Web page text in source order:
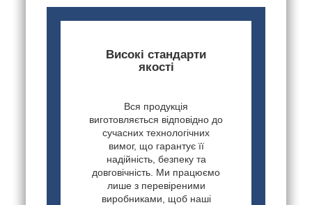
Високі стандарти
якості
Вся продукція
виготовляється відповідно до
сучасних технологічних
вимог, що гарантує її
надійність, безпеку та
довговічність. Ми працюємо
лише з перевіреними
виробниками, щоб наші